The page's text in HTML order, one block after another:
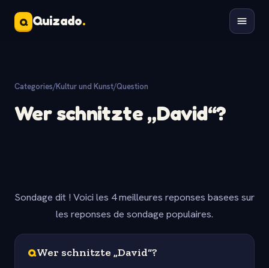
Q Quizado.
Categories/Kultur und Kunst/Question
Wer schnitzte „David“?
Sondage dit ! Voici les 4 meilleures reponses basees sur
les reponses de sondage populaires.
QWer schnitzte „David“?